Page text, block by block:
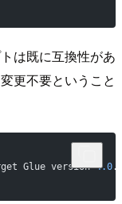
は既に互換性があ
更不要ということ
Glue version 4.0.